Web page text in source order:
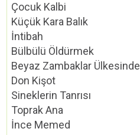
Çocuk Kalbi
Küçük Kara Balık
İntibah
Bülbülü Öldürmek
Beyaz Zambaklar Ülkesinde
Don Kişot
Sineklerin Tanrısı
Toprak Ana
İnce Memed